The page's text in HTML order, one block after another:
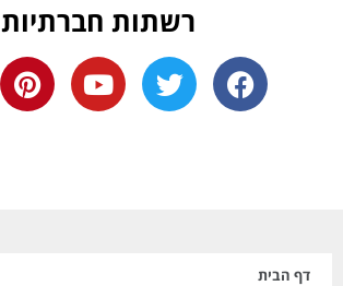
רשתות חברתיות
דף הבית